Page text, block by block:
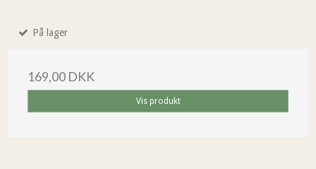
På lager
169,00 DKK
Vis produkt